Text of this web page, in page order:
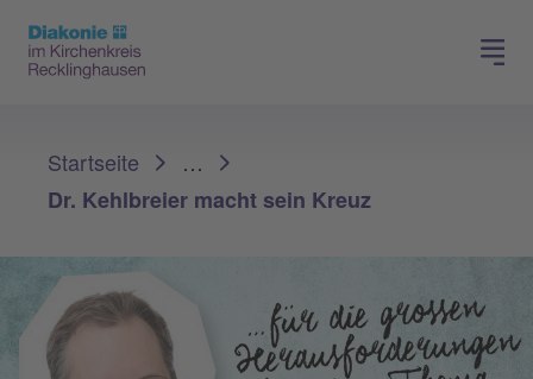
Spenden
Startseite
…
Dr. Kehlbreier macht sein Kreuz